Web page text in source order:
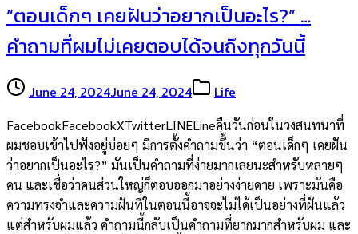
“ตอนเด็กๆ เคยฝันว่าอยากเป็นอะไร?” …
คำถามที่ผมไม่เคยตอบได้จนถึงทุกวันนี้
June 24, 2024June 24, 2024 Life
FacebookFacebookXTwitterLINELineคืนวันก่อนในวงสนทนาที่
ผมชอบเข้าไปฟังอยู่บ่อยๆ มีการตั้งคำถามขึ้นว่า “ตอนเด็กๆ เคยฝัน
ว่าอยากเป็นอะไร?” มันเป็นคำถามที่ง่ายมากเลยนะสำหรับหลายๆ
คน และเชื่อว่าคนส่วนใหญ่ก็ตอบออกมาอย่างง่ายดาย เพราะมันคือ
ความทรงจำและความฝันที่ในตอนนี้อาจจะไม่ได้เป็นอย่างที่ฝันแล้ว
แต่สำหรับผมแล้ว คำถามนี้กลับเป็นคำถามที่ยากมากสำหรับผม และ